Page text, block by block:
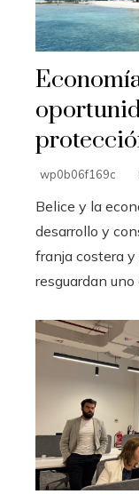
wp0b06f169c
Belice y la
desarrollo y
franja costera
resguardan uno